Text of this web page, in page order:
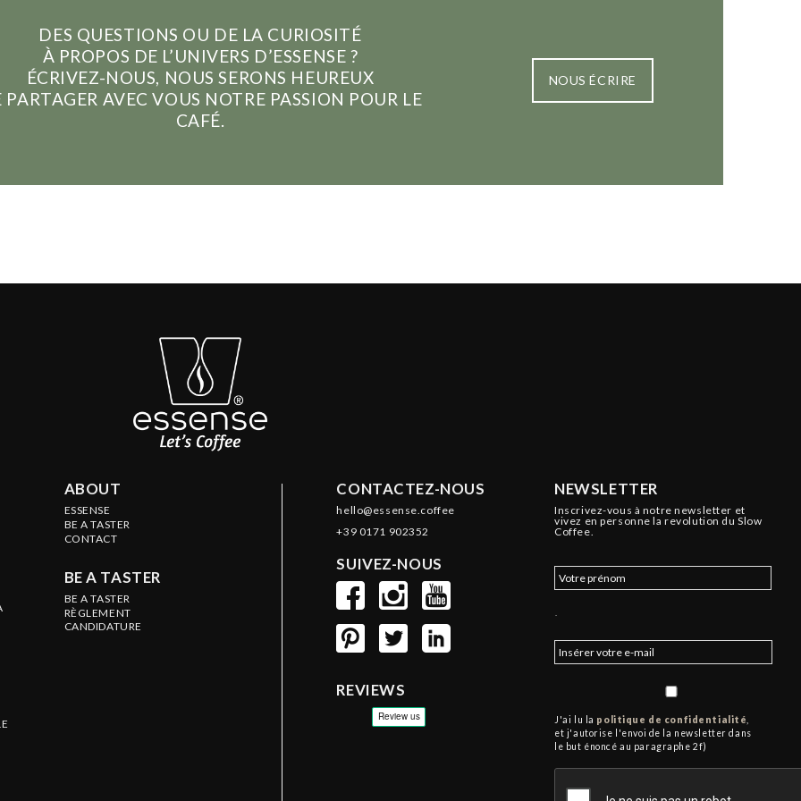
DES QUESTIONS OU DE LA CURIOSITÉ
À PROPOS DE L’UNIVERS D’ESSENSE ?
ÉCRIVEZ-NOUS, NOUS SERONS HEUREUX
PARTAGER AVEC VOUS NOTRE PASSION POUR LE
CAFÉ.
NOUS ÉCRIRE
ABOUT
ESSENSE
BE A TASTER
CONTACT
BE A TASTER
BE A TASTER
RÈGLEMENT
CANDIDATURE
CONTACTEZ-NOUS
hello@essense.coffee
+39 0171 902352
SUIVEZ-NOUS
REVIEWS
NEWSLETTER
Inscrivez-vous à notre newsletter et
vivez en personne la revolution du Slow
Coffee.
J'ai lu la politique de confidentialité
et j'autorise l'envoi de la newsletter dans
le but énoncé au paragraphe 2f)